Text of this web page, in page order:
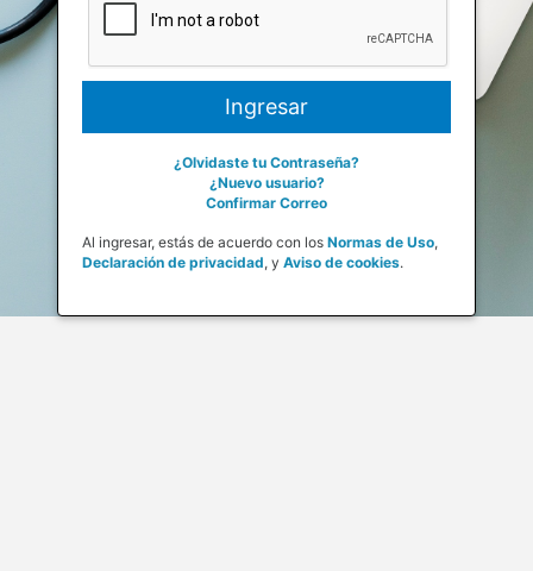
¿Olvidaste tu Contraseña?
¿Nuevo usuario?
Confirmar Correo
Al ingresar, estás de acuerdo con los Normas de Uso,
Declaración de privacidad, y Aviso de cookies.